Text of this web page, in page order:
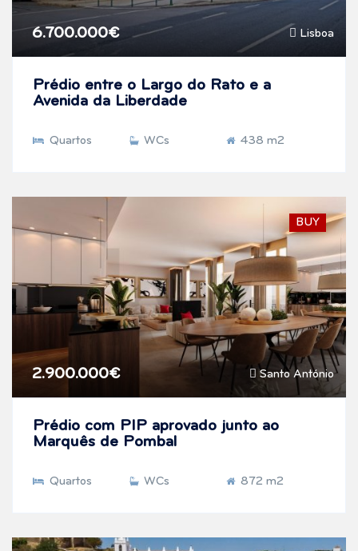
Lisboa
6.700.000€
Prédio entre o Largo do Rato e a
Avenida da Liberdade
Quartos WCs 438 m2
BUY
Santo António
2.900.000€
Prédio com PIP aprovado junto ao
Marquês de Pombal
Quartos WCs 872 m2